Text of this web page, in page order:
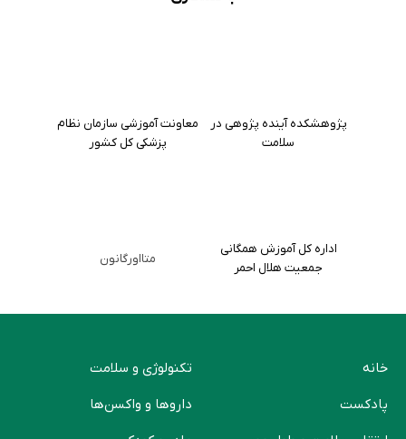
پژوهشکده آینده پژوهی در
سلامت
معاونت آموزشی سازمان نظام
پزشکی کل کشور
اداره کل آموزش همگانی
جمعیت هلال احمر
متااورگانون
خانه
پادکست
تکنولوژی و سلامت
دارو‌ها و واکسن‌ها